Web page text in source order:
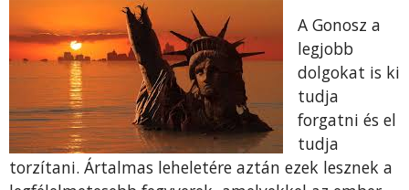
A Gonosz a
legjobb
dolgokat is ki
tudja
forgatni és el
tudja
torzítani. Ártalmas leheletére aztán ezek lesznek a